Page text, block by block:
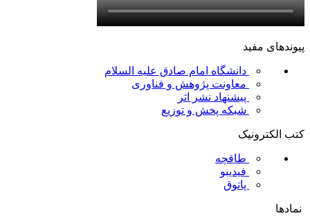
پیوندهای مفید
دانشگاه امام صادق علیه السلام
معاونت پژوهش و فناوری
پیشنهاد نشر اثر
شبکه پخش و توزیع
کتب الکترونیک
طاقچه
فیدیبو
پاتوق
نمادها